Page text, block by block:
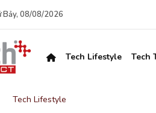
Bảy, 08/08/2026
Tech Lifestyle Tech
Tech Lifestyle